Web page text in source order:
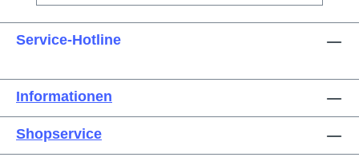
Service-Hotline
Informationen
Shopservice